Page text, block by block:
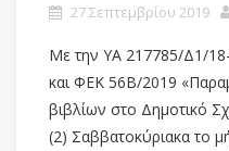
27 Σεπτεμβρίου 2019
Με την ΥΑ 217785/Δ1/
και ΦΕΚ 56Β/2019
βιβλίων στο Δημοτικό
(2) Σαββατοκύριακα το